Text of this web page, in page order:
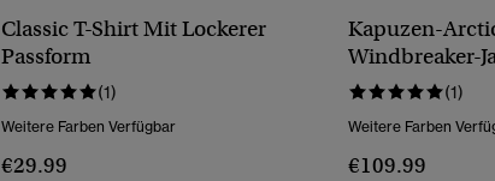
Classic T-Shirt Mit Lockerer
Passform
(1)
Weitere Farben Verfügbar
€29.99
Kapuzen-
Windbreaker-
(1)
Weitere Farben
€109.99